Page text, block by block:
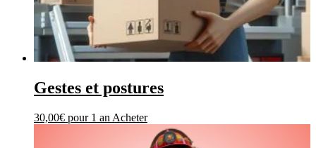
Gestes et postures
30,00€ pour 1 an Acheter